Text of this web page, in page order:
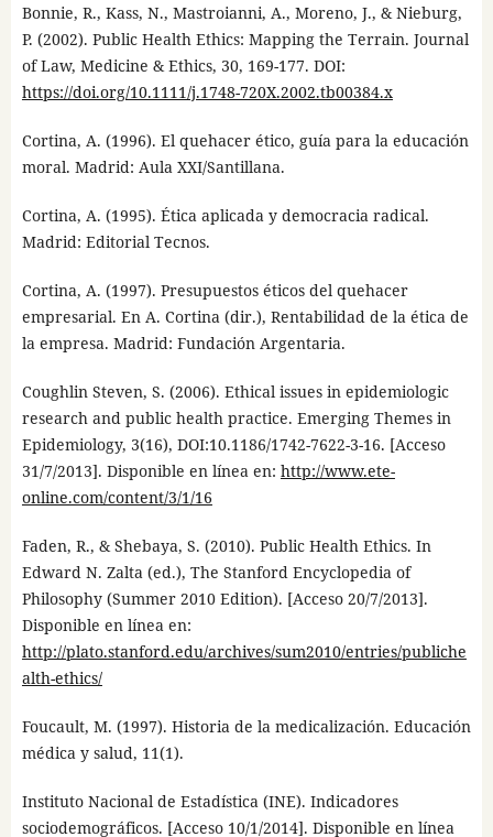
Bonnie, R., Kass, N., Mastroianni, A., Moreno, J., & Nieburg,
P. (2002). Public Health Ethics: Mapping the Terrain. Journal
of Law, Medicine & Ethics, 30, 169-177. DOI:
https://doi.org/10.1111/j.1748-720X.2002.tb00384.x
Cortina, A. (1996). El quehacer ético, guía para la educación
moral. Madrid: Aula XXI/Santillana.
Cortina, A. (1995). Ética aplicada y democracia radical.
Madrid: Editorial Tecnos.
Cortina, A. (1997). Presupuestos éticos del quehacer
empresarial. En A. Cortina (dir.), Rentabilidad de la ética de
la empresa. Madrid: Fundación Argentaria.
Coughlin Steven, S. (2006). Ethical issues in epidemiologic
research and public health practice. Emerging Themes in
Epidemiology, 3(16), DOI:10.1186/1742-7622-3-16. [Acceso
31/7/2013]. Disponible en línea en: http://www.ete-
online.com/content/3/1/16
Faden, R., & Shebaya, S. (2010). Public Health Ethics. In
Edward N. Zalta (ed.), The Stanford Encyclopedia of
Philosophy (Summer 2010 Edition). [Acceso 20/7/2013].
Disponible en línea en:
http://plato.stanford.edu/archives/sum2010/entries/publiche
alth-ethics/
Foucault, M. (1997). Historia de la medicalización. Educación
médica y salud, 11(1).
Instituto Nacional de Estadística (INE). Indicadores
sociodemográficos. [Acceso 10/1/2014]. Disponible en línea